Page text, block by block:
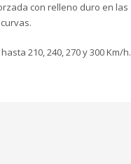
con relleno duro en las
210, 240, 270 y 300 Km/h.